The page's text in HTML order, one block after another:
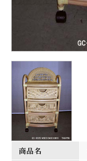
商品名